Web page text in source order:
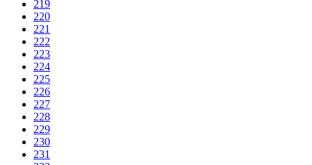
219
220
221
222
223
224
225
226
227
228
229
230
231